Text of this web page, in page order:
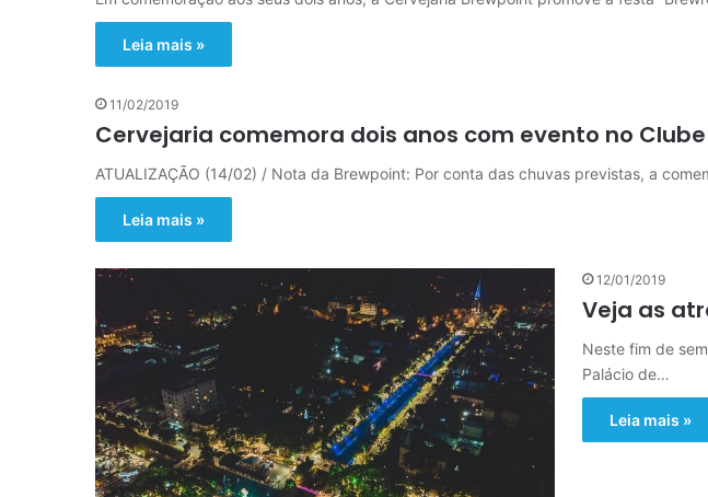
Leia mais »
11/02/2019
Cervejaria comemora dois anos com evento no
ATUALIZAÇÃO (14/02) / Nota da Brewpoint: Por conta das chuvas previstas, a
Leia mais »
12/01/2019
Veja as
Neste fim de
Palácio de…
Leia mais »